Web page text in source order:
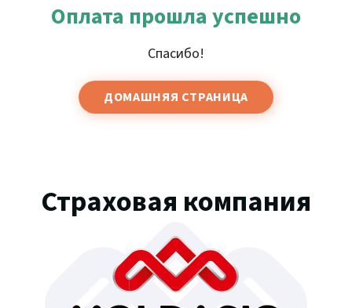
Оплата прошла успешно
Спасибо!
ДОМАШНЯЯ СТРАНИЦА
Страховая компания